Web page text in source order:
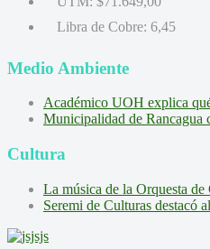
Libra de Cobre: 6,45
Medio Ambiente
Académico UOH explica
Municipalidad de Rancagua
Cultura
La música de la Orquesta
Seremi de Culturas destacó